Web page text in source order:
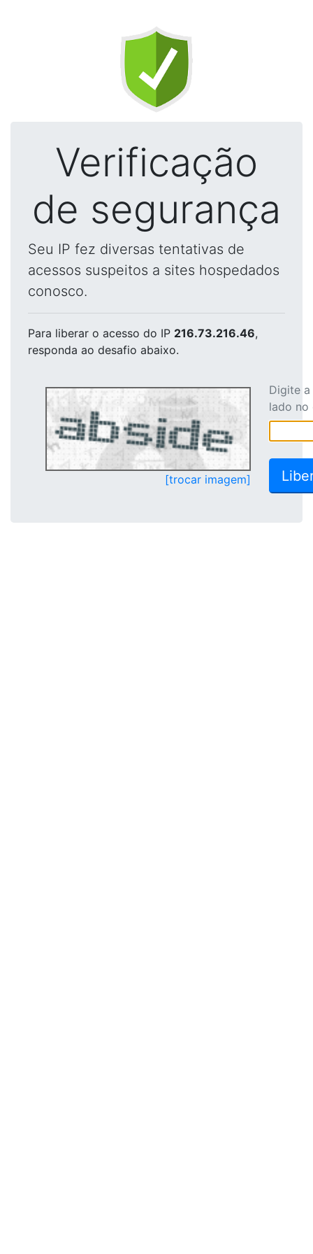
Verificação
de segurança
Seu IP fez diversas tentativas de
acessos suspeitos a sites hospedados
conosco.
Para liberar o acesso do IP 216.73.216.46,
responda ao desafio abaixo.
[trocar imagem]
Digite
lado no